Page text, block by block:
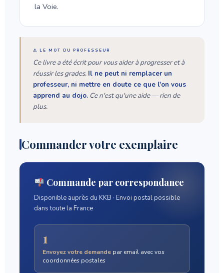
la Voie.
⚠ LE MOT DU PROFESSEUR
Ce livre a été écrit pour vous aider à progresser et à
réussir les grades. Il ne peut ni remplacer un
professeur, ni mettre en doute ce que l'on vous
apprend au dojo.Ce n'est qu'une aide — rien de
plus.
Commander votre exemplaire
Commande par correspondance
Disponible auprès du KKB · Envoi postal possible
dans toute la France
1
Envoyez votre demande par email avec vos
coordonnées postales